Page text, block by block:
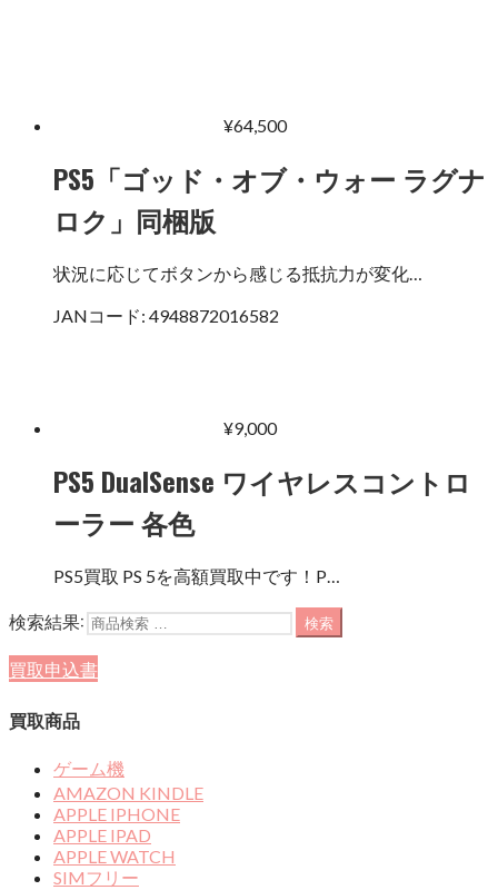
¥64,500
PS5「ゴッド・オブ・ウォー ラグナ
ロク」同梱版
状況に応じてボタンから感じる抵抗力が変化…
JANコード: 4948872016582
¥9,000
PS5 DualSense ワイヤレスコントロ
ーラー 各色
PS5買取 PS 5を高額買取中です！P…
検索結果: 検索
買取申込書
買取商品
ゲーム機
AMAZON KINDLE
APPLE IPHONE
APPLE IPAD
APPLE WATCH
SIMフリー